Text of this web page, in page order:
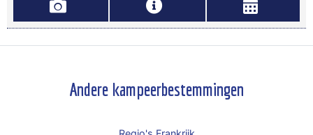
Andere kampeerbestemmingen